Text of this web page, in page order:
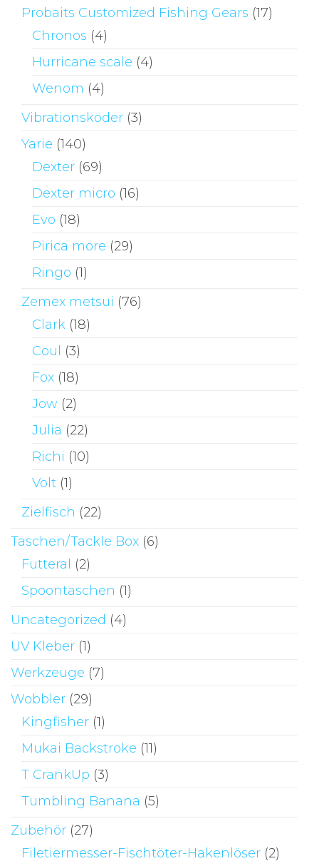
Probaits Customized Fishing Gears (17)
Chronos (4)
Hurricane scale (4)
Wenom (4)
Vibrationsköder (3)
Yarie (140)
Dexter (69)
Dexter micro (16)
Evo (18)
Pirica more (29)
Ringo (1)
Zemex metsui (76)
Clark (18)
Coul
(3)
Fox (18)
Jow (2)
Julia (22)
Richi (10)
Volt (1)
Zielfisch (22)
Taschen/Tackle Box (6)
Futteral
(2)
Spoontaschen (1)
Uncategorized (4)
UV Kleber (1)
Werkzeuge (7)
Wobbler (29)
Kingfisher (1)
Mukai Backstroke (11)
T CrankUp (3)
Tumbling Banana (5)
Zubehör (27)
Filetiermesser-Fischtöter-Hakenlöser (2)